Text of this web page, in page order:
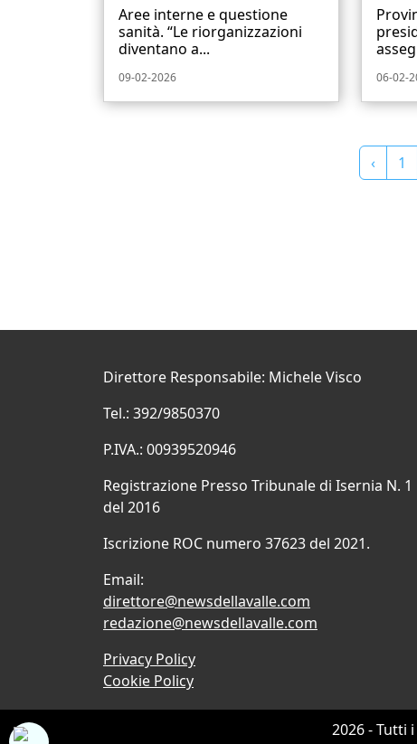
Aree interne e questione
sanità. “Le riorganizzazioni
diventano a...
09-02-2026 06-02-
‹ 1
Direttore Responsabile: Michele Visco
Tel.: 392/9850370
P.IVA.: 00939520946
Registrazione Presso Tribunale di Isernia N. 1
del 2016
Iscrizione ROC numero 37623 del 2021.
Email:
direttore@newsdellavalle.com
redazione@newsdellavalle.com
Privacy Policy
Cookie Policy
2026 - Tutti